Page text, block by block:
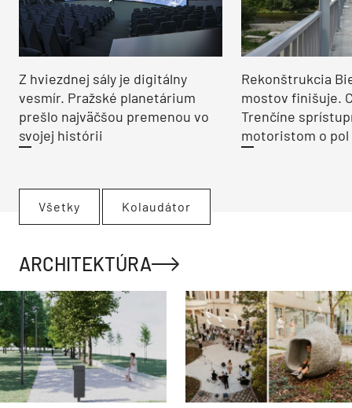
Z hviezdnej sály je digitálny
vesmír. Pražské planetárium
prešlo najväčšou premenou vo
svojej histórii
Rekonštrukcia
mostov finišuje.
Trenčíne
motoristom o pol
Všetky Kolaudátor
ARCHITEKTÚRA